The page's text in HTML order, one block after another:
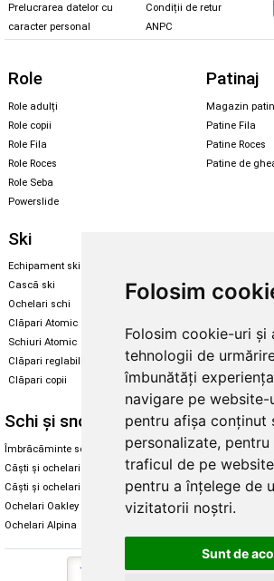
Folosim
Folosim cookie-uri și
tehnologii de
îmbunătăți
navigare pe website-
pentru afișa conținut
personalizate, pentru
traficul de pe
pentru a înțelege de
vizitatorii noștri.
Sunt de
Prelucrarea datelor cu
caracter personal
Condiții de retur
ANPC
Role
Role adulți
Role copii
Role Fila
Role Roces
Role Seba
Powerslide
Patinaj
Magazin
Patine Fila
Patine Roces
Patine de
Ski
Echipament ski
Cască ski
Ochelari schi
Clăpari Atomic
Schiuri Atomic
Clăpari reglabili
Clăpari copii
Echipament
Skate &
Santa Cruz
Enuff
Schi și snowboard
Îmbrăcăminte schi și snowboard
Căști și ochelari de iarnă
Căști și ochelari Alpina
Ochelari Oakley
Ochelari Alpina
Diverse
Cum aleg
Cum aleg
Ochelari de
Ochelari de